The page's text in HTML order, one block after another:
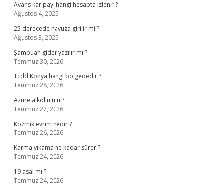
Avans kar payı hangi hesapta izlenir ?
Ağustos 4, 2026
25 derecede havuza girilir mi ?
Ağustos 3, 2026
Şampuan gider yazılır mı ?
Temmuz 30, 2026
Tcdd Konya hangi bölgededir ?
Temmuz 28, 2026
Azure alkollü mü ?
Temmuz 27, 2026
Kozmik evrim nedir ?
Temmuz 26, 2026
Karma yıkama ne kadar sürer ?
Temmuz 24, 2026
19 asal mı ?
Temmuz 24, 2026